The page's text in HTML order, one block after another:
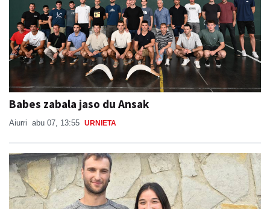
Babes zabala jaso du Ansak
Aiurri abu 07, 13:55 URNIETA